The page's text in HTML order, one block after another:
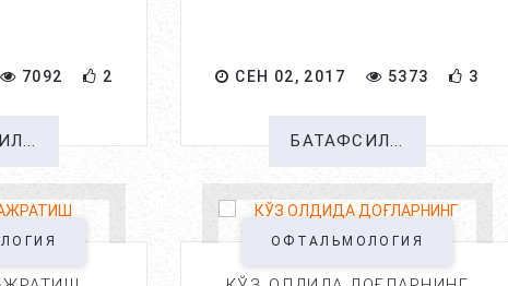
7092 2 СЕН 02, 2017 5373 3
БАТАФСИЛ...
ОФТАЛЬМОЛОГИЯ